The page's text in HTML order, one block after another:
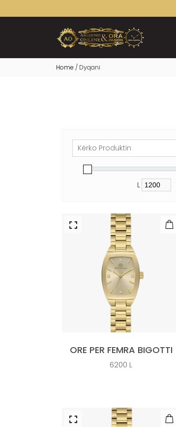
Home / Dyqani
L
ORE PER FEMRA BIGOTTI
6200 L